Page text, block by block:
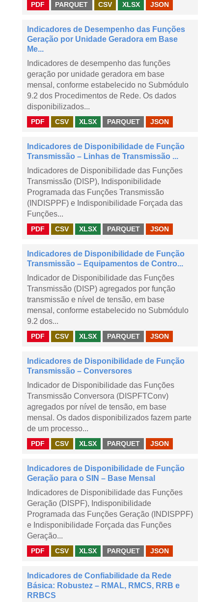
PDF PARQUET CSV XLSX JSON
Indicadores de Desempenho das Funções
Geração por Unidade Geradora em Base
Me...
Indicadores de desempenho das funções
geração por unidade geradora em base
mensal, conforme estabelecido no Submódulo
9.2 dos Procedimentos de Rede. Os dados
disponibilizados...
PDF CSV XLSX PARQUET JSON
Indicadores de Disponibilidade de Função
Transmissão – Linhas de Transmissão ...
Indicadores de Disponibilidade das Funções
Transmissão (DISP), Indisponibilidade
Programada das Funções Transmissão
(INDISPPF) e Indisponibilidade Forçada das
Funções...
PDF CSV XLSX PARQUET JSON
Indicadores de Disponibilidade de Função
Transmissão – Equipamentos de Contro...
Indicador de Disponibilidade das Funções
Transmissão (DISP) agregados por função
transmissão e nível de tensão, em base
mensal, conforme estabelecido no Submódulo
9.2 dos...
PDF CSV XLSX PARQUET JSON
Indicadores de Disponibilidade de Função
Transmissão – Conversores
Indicador de Disponibilidade das Funções
Transmissão Conversora (DISPFTConv)
agregados por nível de tensão, em base
mensal. Os dados disponibilizados fazem parte
de um processo...
PDF CSV XLSX PARQUET JSON
Indicadores de Disponibilidade de Função
Geração para o SIN – Base Mensal
Indicadores de Disponibilidade das Funções
Geração (DISPF), Indisponibilidade
Programada das Funções Geração (INDISPPF)
e Indisponibilidade Forçada das Funções
Geração...
PDF CSV XLSX PARQUET JSON
Indicadores de Confiabilidade da Rede
Básica: Robustez – RMAL, RMCS, RRB e
RRBCS